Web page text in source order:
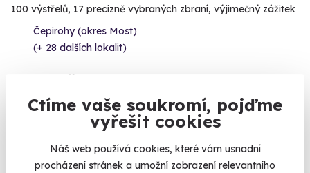
Ctíme vaše soukromí, pojďme
vyřešit cookies
Náš web používá cookies, které vám usnadní
procházení stránek a umožní zobrazení relevantního
100 výstřelů, 17 precizně vybraných zbraní, výjimečný zážitek
Čepirohy (okres Most)
(+ 28 dalších lokalit)
3 799 Kč
Volný termín už 16. 08. 2026